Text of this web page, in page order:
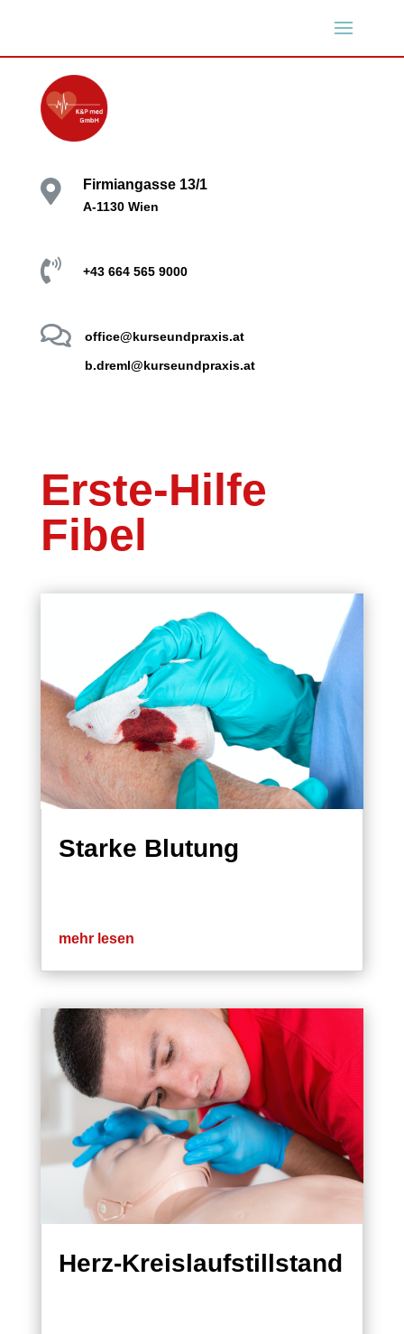
 Firmiangasse 13/1
A-1130 Wien
 +43 664 565 9000

office@kurseundpraxis.at
b.dreml@kurseundpraxis.at
Erste-Hilfe
Fibel
Starke Blutung
mehr lesen
Herz-Kreislaufstillstand